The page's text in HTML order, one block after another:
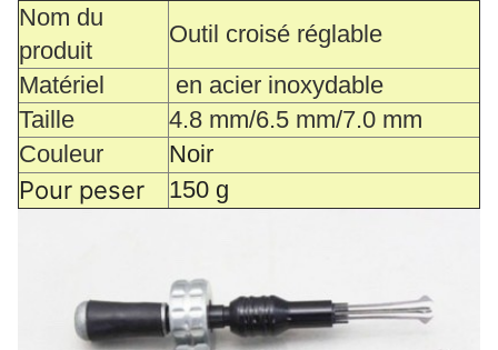
Nom du
produit
Outil croisé réglable
Matériel
en acier inoxydable
Taille
4.8 mm/6.5 mm/7.0 mm
Couleur
Noir
Pour peser 150 g